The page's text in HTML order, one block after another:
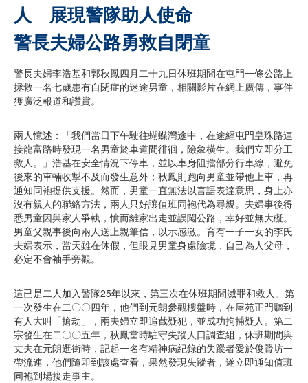
人 展現警隊助人使命
警長夫婦公路勇救自閉童
警長夫婦李浩基和郭秋鳳四月二十九日休班期間在屯門一條公路上
拯救一名七歲患有自閉症的迷途男童，相關影片在網上廣傳，事件
獲廣泛報道和讚賞。
兩人憶述：「我們當日下午駛往蝴蝶灣途中，在途經屯門皇珠路連
接龍富路時發現一名男童於車道間徘徊，險象橫生。我們立即分工
救人。」浩基在安全情況下停車，並以車身阻擋部分行車線，避免
後來的車輛收掣不及而發生意外；秋鳳則跑向男童並帶他上車，再
通知同袍提供支援。然而，男童一直無法以言語表達意思，身上亦
沒有親人的聯絡方法，兩人只好讓值班同袍代為尋親。夫婦事後得
悉男童因與家人爭執，憤而離家出走並誤闖公路，幸好並無大礙。
男童父親事後向兩人送上親筆信，以示感激。育有一子一女的李氏
夫婦表示，當天雖在休假，但眼見男童身處險境，自己為人父母，
必定不會袖手旁觀。
這已是二人加入警隊25年以來，第三次在休班期間滅罪和救人。第
一次發生在二〇〇四年，他們到元朗參觀樓盤時，在屋苑正門聽到
有人大叫「搶劫」，兩夫婦立即追截疑犯，並成功拘捕疑人。第二
宗發生在二〇〇五年，秋鳳當時駐守失蹤人口調查組，休班期間與
丈夫在元朗逛街時，記起一名有精神病紀錄的失蹤者愛於俊賢坊一
帶流連，他們隨即到該處查看，果然發現失蹤者，遂立即通知值班
同袍到場接走事主。